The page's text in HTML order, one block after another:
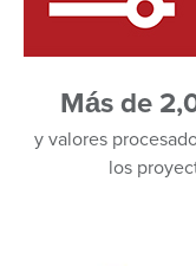
Más de
y valores
los